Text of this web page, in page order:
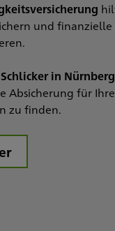
und finanzielle
in Nürnberg
Absicherung für
zu finden.